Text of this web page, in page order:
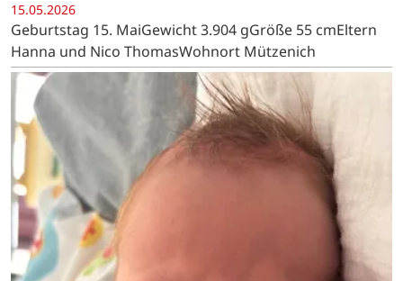
15.05.2026
Geburtstag 15. MaiGewicht 3.904 gGröße 55 cmEltern
Hanna und Nico ThomasWohnort Mützenich